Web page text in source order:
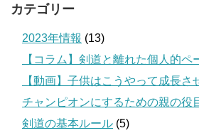
カテゴリー
2023年情報 (13)
【コラム】剣道と離れた個人的ペ
【動画】子供はこうやって成長さ
チャンピオンにするための親の役
剣道の基本ルール (5)